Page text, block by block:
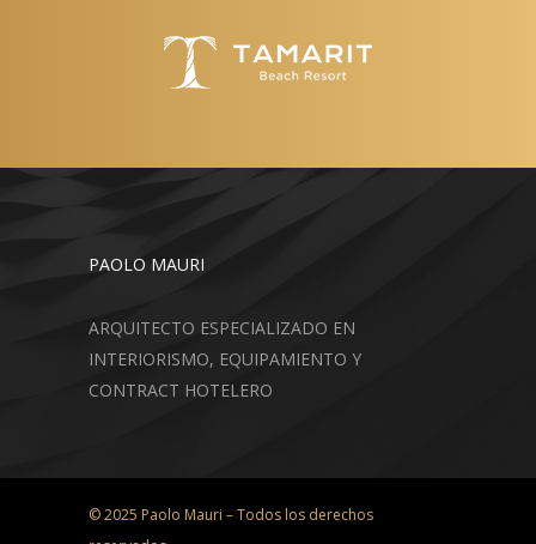
PAOLO MAURI
ARQUITECTO ESPECIALIZADO EN
INTERIORISMO, EQUIPAMIENTO Y
CONTRACT HOTELERO
© 2025 Paolo Mauri – Todos los derechos